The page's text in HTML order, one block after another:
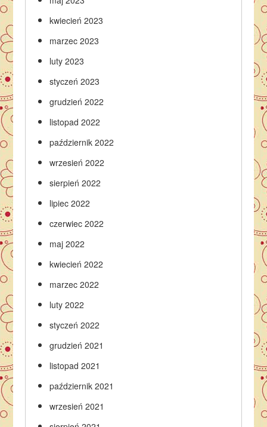
kwiecień 2023
marzec 2023
luty 2023
styczeń 2023
grudzień 2022
listopad 2022
październik 2022
wrzesień 2022
sierpień 2022
lipiec 2022
czerwiec 2022
maj 2022
kwiecień 2022
marzec 2022
luty 2022
styczeń 2022
grudzień 2021
listopad 2021
październik 2021
wrzesień 2021